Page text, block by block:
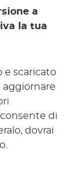
a
la tua
e scaricato
aggiornare
di
dovrai